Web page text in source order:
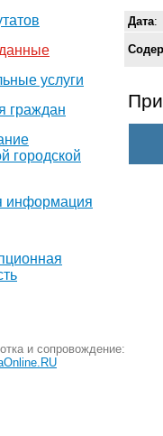
услуги
граждан
городской
информация
Дата:
и сопровождение: